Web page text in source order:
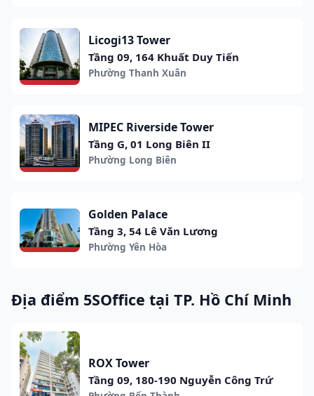
Licogi13 Tower
Tầng 09, 164 Khuất Duy Tiến
Phường Thanh Xuân
MIPEC Riverside Tower
Tầng G, 01 Long Biên II
Phường Long Biên
Golden Palace
Tầng 3, 54 Lê Văn Lương
Phường Yên Hòa
Địa điểm 5SOffice tại TP. Hồ Chí Minh
ROX Tower
Tầng 09, 180-190 Nguyễn Công Trứ